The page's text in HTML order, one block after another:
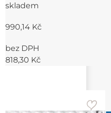
skladem
990,14 Kč
bez DPH
818,30 Kč